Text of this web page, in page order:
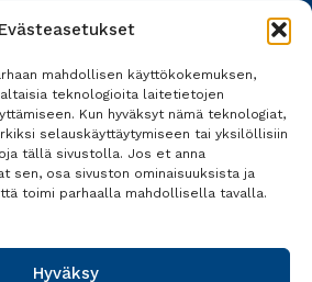
Evästeasetukset
mahdollisen käyttökokemuksen,
teknologioita laitetietojen
Kun hyväksyt nämä teknologiat,
selauskäyttäytymiseen tai yksilöllisiin
tällä sivustolla. Jos et anna
sen, osa sivuston ominaisuuksista ja
toimi parhaalla mahdollisella tavalla.
Hyväksy